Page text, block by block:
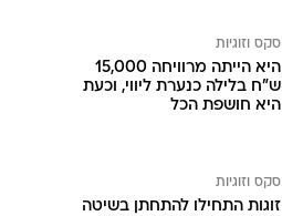
סקס וזוגיות
היא הייתה מרוויחה 15,000
ש"ח בלילה כנערת ליווי, וכעת
היא חושפת הכל
סקס וזוגיות
זוגות התחילו להתחתן בשיטה